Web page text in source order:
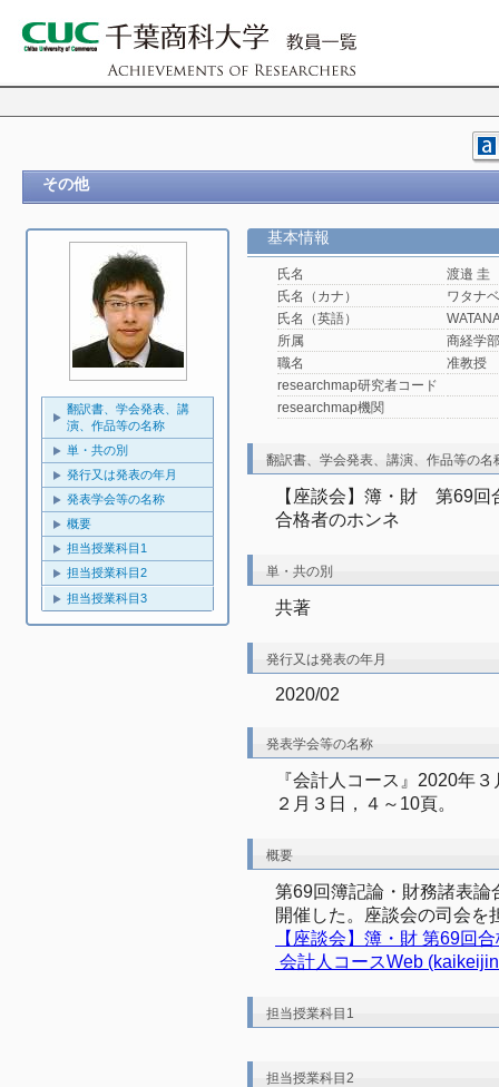
その他
翻訳書、学会発表、講
演、作品等の名称
単・共の別
発行又は発表の年月
発表学会等の名称
概要
担当授業科目1
担当授業科目2
担当授業科目3
基本情報
氏名
渡邉 圭
氏名（カナ）
ワタナ
氏名（英語）
所属
商経学部
職名
准教授
researchmap研究者コード
researchmap機関
翻訳書、学会発表、講演、作品等の名
【座談会】簿・財　第69
合格者のホンネ
単・共の別
共著
発行又は発表の年月
2020/02
発表学会等の名称
『会計人コース』2020年
２月３日，４～10頁。
概要
第69回簿記論・財務諸表
開催した。座談会の司会を
【座談会】簿・財 第69回
会計人コースWeb
担当授業科目1
担当授業科目2